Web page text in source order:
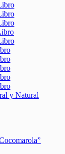
y Natural